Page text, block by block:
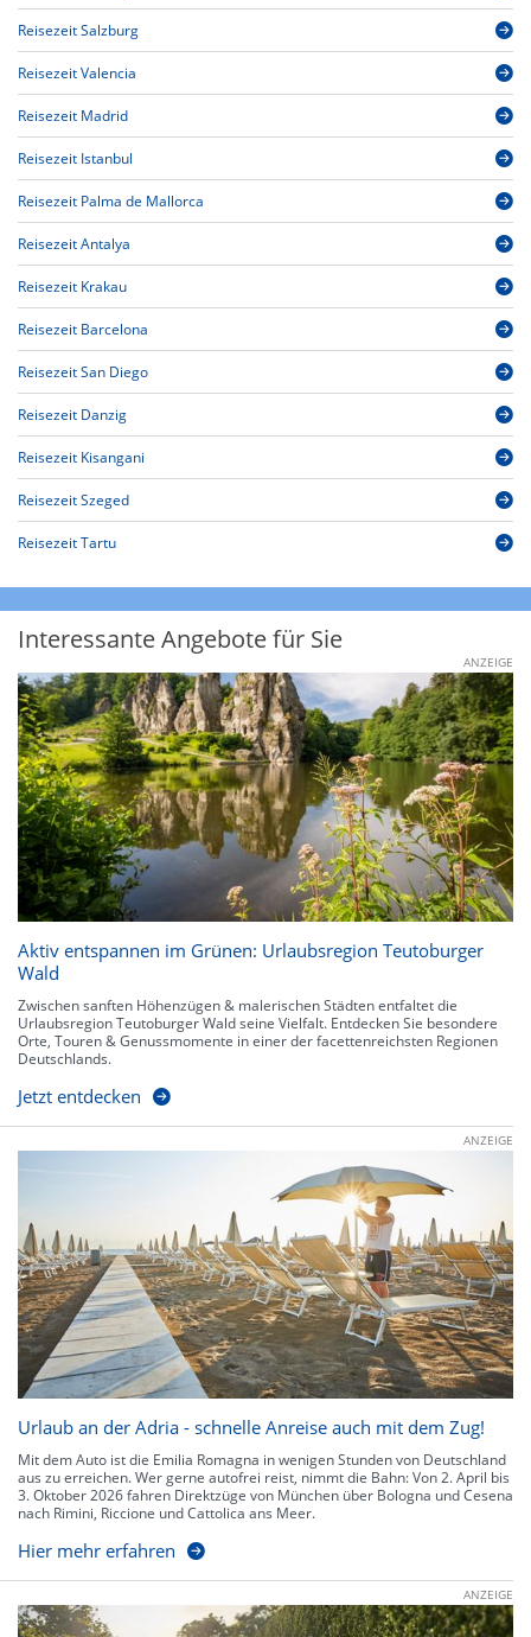
Reisezeit Salzburg
Reisezeit Valencia
Reisezeit Madrid
Reisezeit Istanbul
Reisezeit Palma de Mallorca
Reisezeit Antalya
Reisezeit Krakau
Reisezeit Barcelona
Reisezeit San Diego
Reisezeit Danzig
Reisezeit Kisangani
Reisezeit Szeged
Reisezeit Tartu
Interessante Angebote für Sie
ANZEIGE
Aktiv entspannen im Grünen: Urlaubsregion Teutoburger
Wald
Zwischen sanften Höhenzügen & malerischen Städten entfaltet die
Urlaubsregion Teutoburger Wald seine Vielfalt. Entdecken Sie besondere
Orte, Touren & Genussmomente in einer der facettenreichsten Regionen
Deutschlands.
Jetzt entdecken
ANZEIGE
Urlaub an der Adria - schnelle Anreise auch mit dem Zug!
Mit dem Auto ist die Emilia Romagna in wenigen Stunden von Deutschland
aus zu erreichen. Wer gerne autofrei reist, nimmt die Bahn: Von 2. April bis
3. Oktober 2026 fahren Direktzüge von München über Bologna und Cesena
nach Rimini, Riccione und Cattolica ans Meer.
Hier mehr erfahren
ANZEIGE